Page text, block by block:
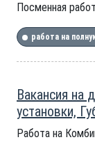
Посменная
работа на
Вакансия на
установки,
Работа на